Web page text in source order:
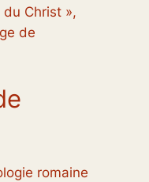
du Christ »,
de
romaine